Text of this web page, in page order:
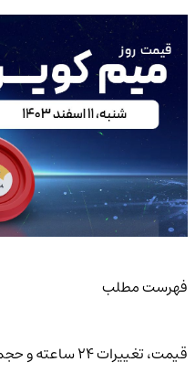
فهرست مطلب
قیمت، تغییرات 24 ساعته و حجم معاملات 6 میم کوین برتر